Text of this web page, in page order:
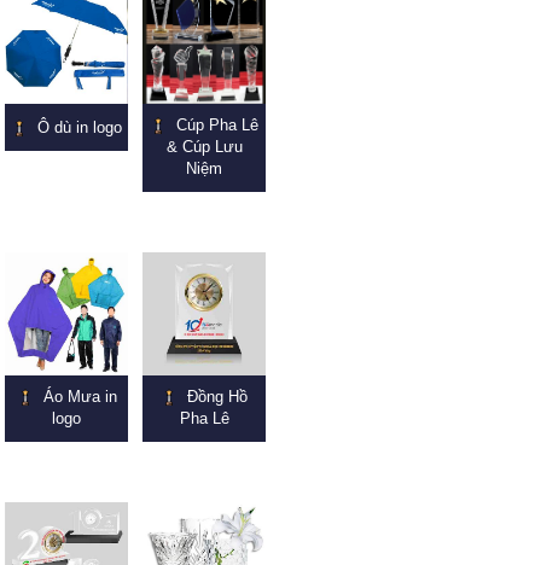
Ô dù in logo
Cúp Pha Lê
& Cúp Lưu
Niệm
Áo Mưa in
logo
Đồng Hồ
Pha Lê